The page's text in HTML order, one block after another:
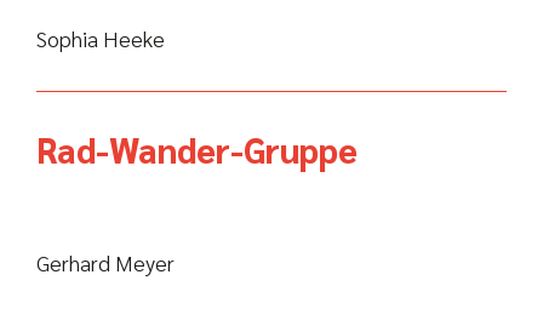
Sophia Heeke
Rad-Wander-Gruppe
Gerhard Meyer